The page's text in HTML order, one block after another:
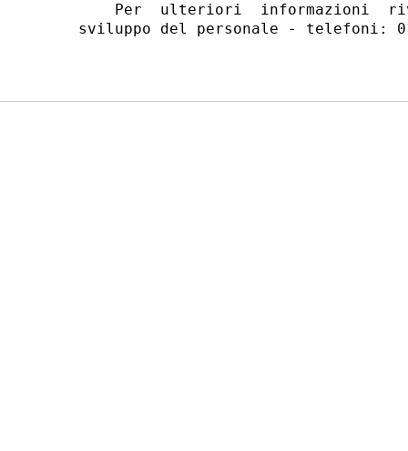
Per  ulteriori  informazioni
sviluppo del personale - telefoni: